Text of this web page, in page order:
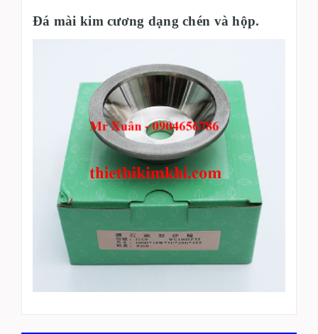
Đá mài kim cương dạng chén và hộp.